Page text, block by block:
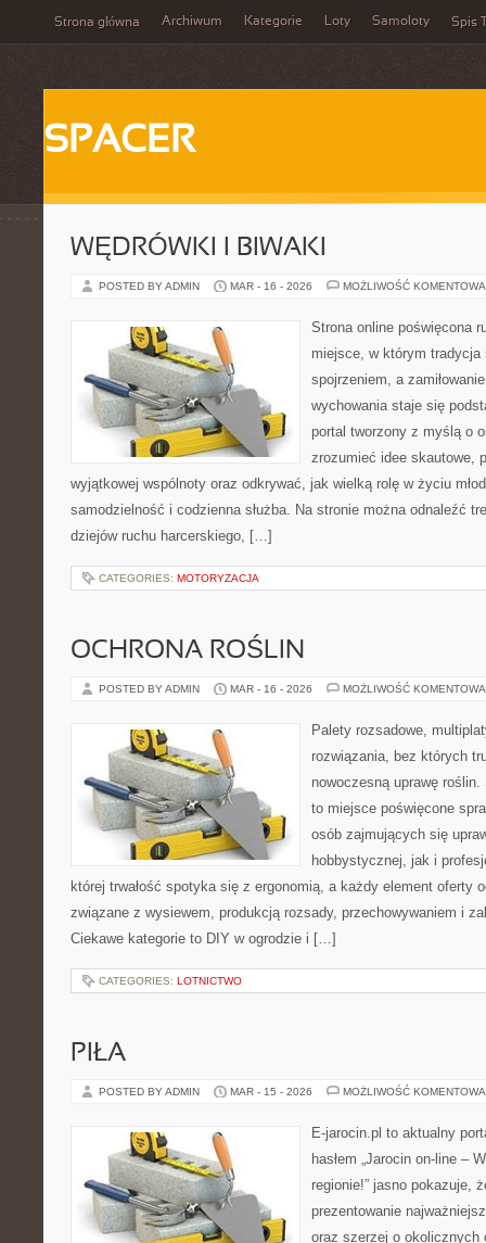
Strona główna Archiwum Kategorie Loty Samoloty Spis
SPACER
WĘDRÓWKI I BIWAKI
POSTED BY ADMIN MAR - 16 - 2026 MOŻLIWOŚĆ
Strona online poświęcona
miejsce, w którym
spojrzeniem, a
wychowania staje się
portal tworzony z myślą o
zrozumieć idee skautowe,
wyjątkowej wspólnoty oraz odkrywać, jak wielką rolę w życiu
samodzielność i codzienna służba. Na stronie można odnaleźć
dziejów ruchu harcerskiego, […]
CATEGORIES: MOTORYZACJA
OCHRONA ROŚLIN
POSTED BY ADMIN MAR - 16 - 2026 MOŻLIWOŚĆ
Palety rozsadowe,
rozwiązania, bez których
nowoczesną uprawę
to miejsce poświęcone
osób zajmujących się
hobbystycznej, jak i
której trwałość spotyka się z ergonomią, a każdy element oferty
związane z wysiewem, produkcją rozsady, przechowywaniem i
Ciekawe kategorie to DIY w ogrodzie i […]
CATEGORIES: LOTNICTWO
PIŁA
POSTED BY ADMIN MAR - 15 - 2026 MOŻLIWOŚĆ
E-jarocin.pl to aktualny
hasłem „Jarocin on-line –
regionie!” jasno pokazuje,
prezentowanie
oraz szerzej o okolicznych